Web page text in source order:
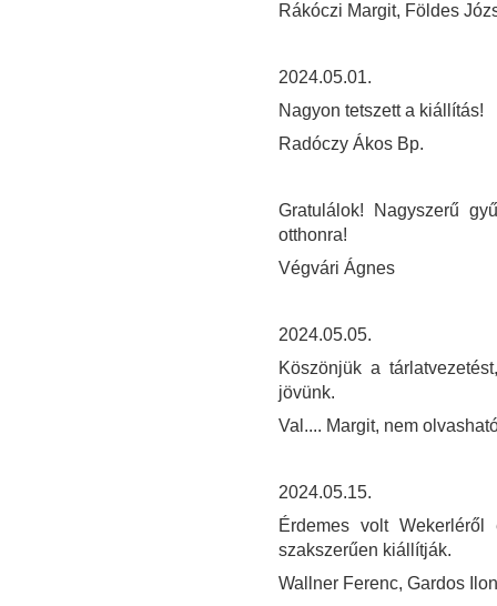
Rákóczi Margit, Földes
2024.05.01.
Nagyon tetszett a kiállítás!
Radóczy Ákos Bp.
Gratulálok! Nagyszerű
otthonra!
Végvári Ágnes
2024.05.05.
Köszönjük a
jövünk.
Val.... Margit, nem
2024.05.15.
Érdemes volt
szakszerűen kiállítják.
Wallner Ferenc, Gardos